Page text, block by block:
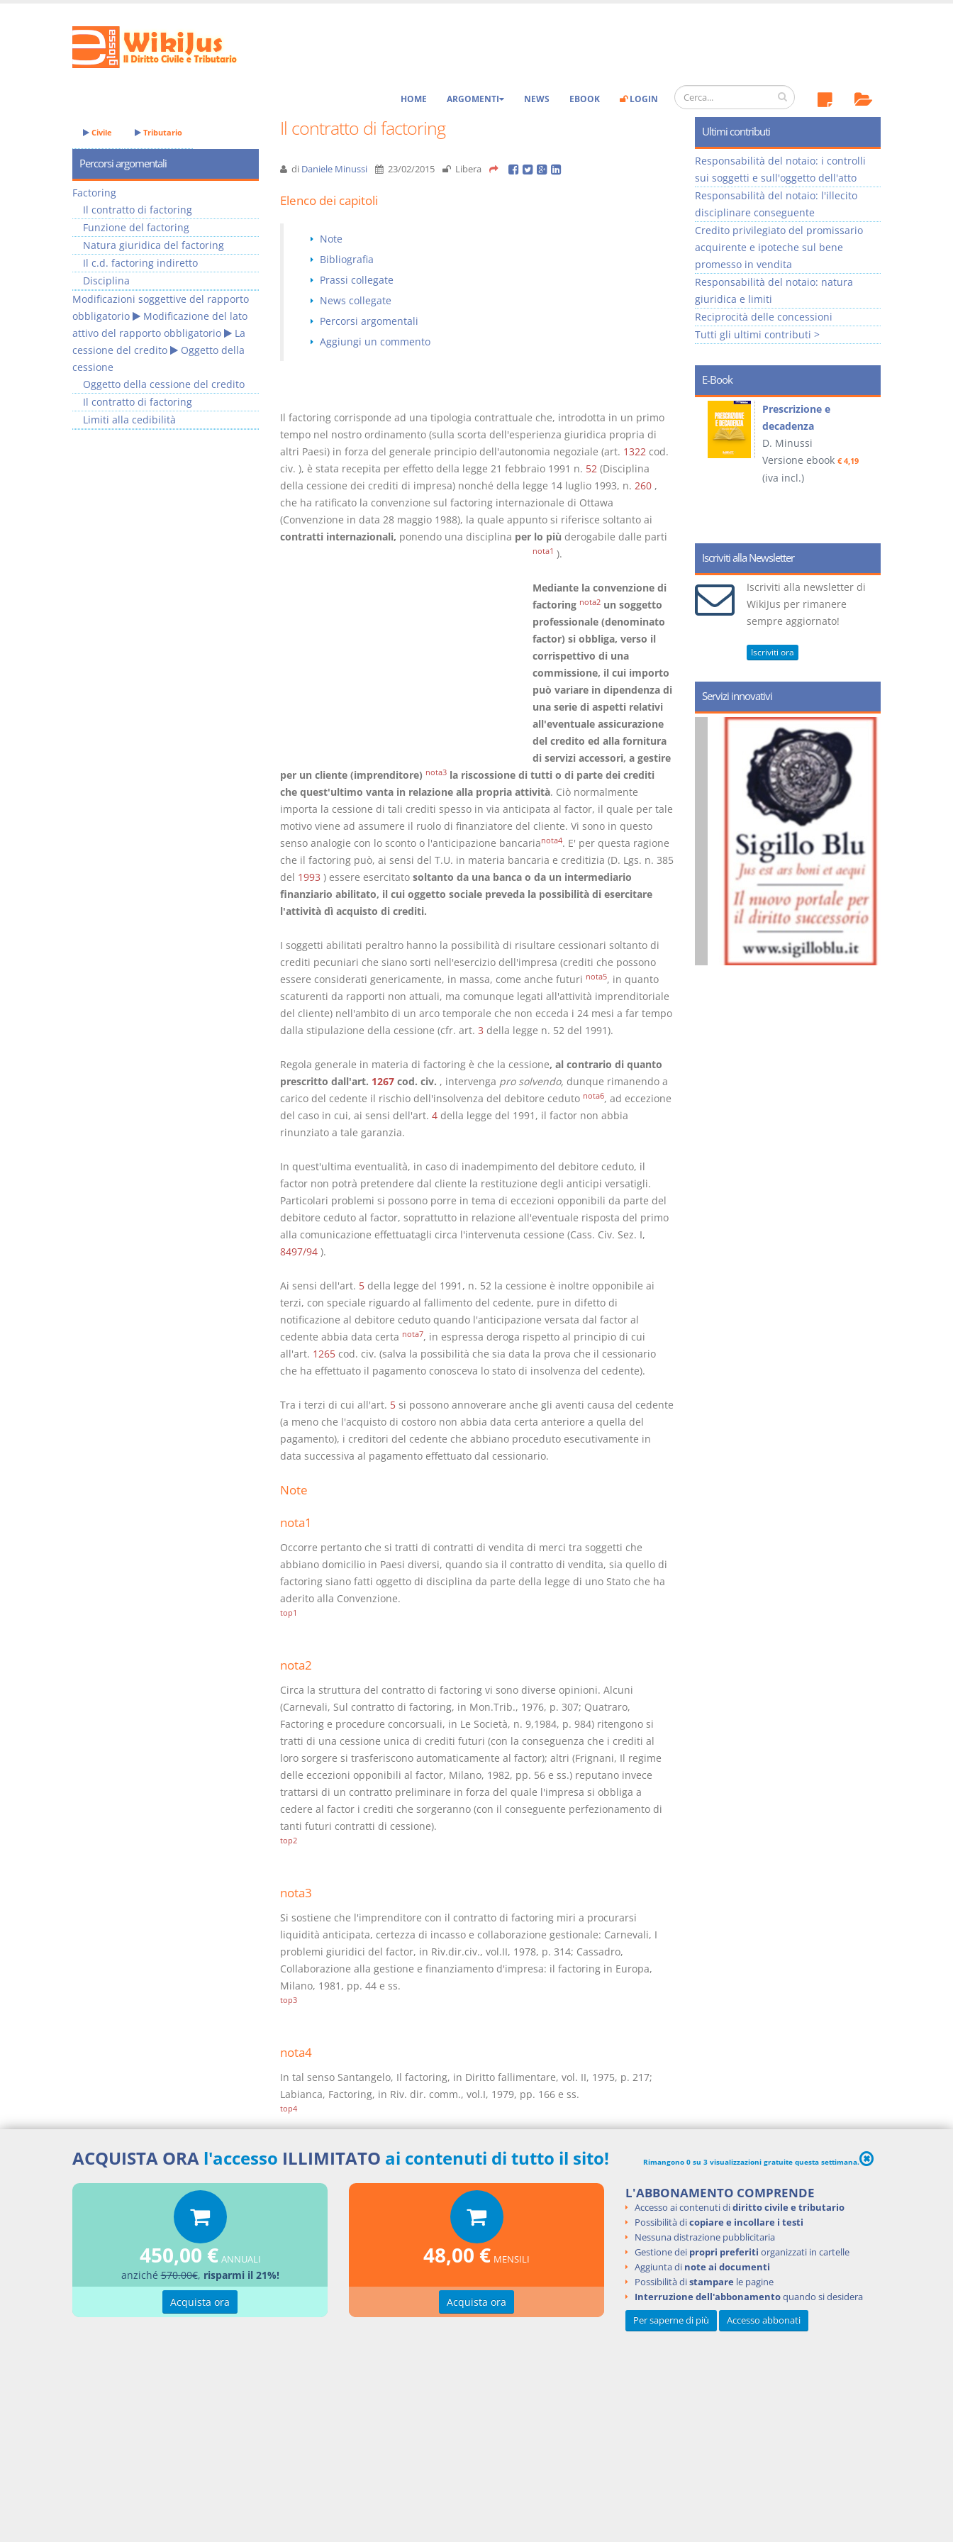
HOME ARGOMENTI NEWS EBOOK LOGIN
Il contratto di factoring
di Daniele Minussi 23/02/2015 Libera
Elenco dei capitoli
Note
Bibliografia
Prassi collegate
News collegate
Percorsi argomentali
Aggiungi un commento
Il factoring corrisponde ad una tipologia contrattuale che, introdotta in un primo
tempo nel nostro ordinamento (sulla scorta dell'esperienza giuridica propria di
altri Paesi) in forza del generale principio dell'autonomia negoziale (art. 1322cod.
civ. ), è stata recepita per effetto della legge 21 febbraio 1991 n. 52(Disciplina
della cessione dei crediti di impresa) nonché della legge 14 luglio 1993, n. 260,
che ha ratificato la convenzione sul factoring internazionale di Ottawa
(Convenzione in data 28 maggio 1988), la quale appunto si riferisce soltanto ai
contratti internazionali, ponendo una disciplina per lo più derogabile dalle parti
nota1 ).
Mediante la convenzione di
factoring nota2un soggetto
professionale (denominato
factor) si obbliga, verso il
corrispettivo di una
commissione, il cui importo
può variare in dipendenza di
una serie di aspetti relativi
all'eventuale assicurazione
del credito ed alla fornitura
di servizi accessori, a gestire
per un cliente (imprenditore) nota3la riscossione di tutti o di parte dei crediti
che quest'ultimo vanta in relazione alla propria attività. Ciò normalmente
importa la cessione di tali crediti spesso in via anticipata al factor, il quale per tale
motivo viene ad assumere il ruolo di finanziatore del cliente. Vi sono in questo
senso analogie con lo sconto o l'anticipazione bancarianota4. E' per questa ragione
che il factoring può, ai sensi del T.U. in materia bancaria e creditizia (D. Lgs. n. 385
del 1993 ) essere esercitato soltanto da una banca o da un intermediario
finanziario abilitato, il cui oggetto sociale preveda la possibilità di esercitare
l'attività dì acquisto di crediti.
I soggetti abilitati peraltro hanno la possibilità di risultare cessionari soltanto di
crediti pecuniari che siano sorti nell'esercizio dell'impresa (crediti che possono
essere considerati genericamente, in massa, come anche futuri nota5, in quanto
scaturenti da rapporti non attuali, ma comunque legati all'attività imprenditoriale
del cliente) nell'ambito di un arco temporale che non ecceda i 24 mesi a far tempo
dalla stipulazione della cessione (cfr. art. 3 della legge n. 52 del 1991).
Regola generale in materia di factoring è che la cessione, al contrario di quanto
prescritto dall'art. 1267cod. civ. , intervenga pro solvendo, dunque rimanendo a
carico del cedente il rischio dell'insolvenza del debitore ceduto nota6, ad eccezione
del caso in cui, ai sensi dell'art. 4della legge del 1991, il factor non abbia
rinunziato a tale garanzia.
In quest'ultima eventualità, in caso di inadempimento del debitore ceduto, il
factor non potrà pretendere dal cliente la restituzione degli anticipi versatigli.
Particolari problemi si possono porre in tema di eccezioni opponibili da parte del
debitore ceduto al factor, soprattutto in relazione all'eventuale risposta del primo
alla comunicazione effettuatagli circa l'intervenuta cessione (Cass. Civ. Sez. I,
8497/94).
Ai sensi dell'art. 5della legge del 1991, n. 52 la cessione è inoltre opponibile ai
terzi, con speciale riguardo al fallimento del cedente, pure in difetto di
notificazione al debitore ceduto quando l'anticipazione versata dal factor al
cedente abbia data certa nota7, in espressa deroga rispetto al principio di cui
all'art. 1265cod. civ. (salva la possibilità che sia data la prova che il cessionario
che ha effettuato il pagamento conosceva lo stato di insolvenza del cedente).
Tra i terzi di cui all'art. 5si possono annoverare anche gli aventi causa del cedente
(a meno che l'acquisto di costoro non abbia data certa anteriore a quella del
pagamento), i creditori del cedente che abbiano proceduto esecutivamente in
data successiva al pagamento effettuato dal cessionario.
Note
nota1
Occorre pertanto che si tratti di contratti di vendita di merci tra soggetti che
abbiano domicilio in Paesi diversi, quando sia il contratto di vendita, sia quello di
factoring siano fatti oggetto di disciplina da parte della legge di uno Stato che ha
aderito alla Convenzione.
top1
nota2
Circa la struttura del contratto di factoring vi sono diverse opinioni. Alcuni
(Carnevali, Sul contratto di factoring, in Mon.Trib., 1976, p. 307; Quatraro,
Factoring e procedure concorsuali, in Le Società, n. 9,1984, p. 984) ritengono si
tratti di una cessione unica di crediti futuri (con la conseguenza che i crediti al
loro sorgere si trasferiscono automaticamente al factor); altri (Frignani, Il regime
delle eccezioni opponibili al factor, Milano, 1982, pp. 56 e ss.) reputano invece
trattarsi di un contratto preliminare in forza del quale l'impresa si obbliga a
cedere al factor i crediti che sorgeranno (con il conseguente perfezionamento di
tanti futuri contratti di cessione).
top2
nota3
Si sostiene che l'imprenditore con il contratto di factoring miri a procurarsi
liquidità anticipata, certezza di incasso e collaborazione gestionale: Carnevali, I
problemi giuridici del factor, in Riv.dir.civ., vol.II, 1978, p. 314; Cassadro,
Collaborazione alla gestione e finanziamento d'impresa: il factoring in Europa,
Milano, 1981, pp. 44 e ss.
top3
nota4
In tal senso Santangelo, Il factoring, in Diritto fallimentare, vol. II, 1975, p. 217;
Labianca, Factoring, in Riv. dir. comm., vol.I, 1979, pp. 166 e ss.
top4
nota5
Così Panzani, Leasing e factoring, panorama della giurisprudenza in tema di
revocatorie fallimentari, in Riv.it.leasing, 1988, p. 72, il quale sostiene che per i
crediti futuri è sufficiente l'individuazione, determinata o determinabile, della
In dottrina si rifiuta l'interpretazione estensiva della norma secondo cui il cedente
Civile Tributario
Percorsi argomentali
Factoring
Il contratto di factoring
Funzione del factoring
Natura giuridica del factoring
Il c.d. factoring indiretto
Disciplina
Modificazioni soggettive del rapporto
obbligatorio
Modificazione del lato
attivo del rapporto obbligatorio
La
cessione del credito
Oggetto della
cessione
Oggetto della cessione del credito
Il contratto di factoring
Limiti alla cedibilità
Ultimi contributi
Responsabilità del notaio: i controlli
sui soggetti e sull'oggetto dell'atto
Responsabilità del notaio: l'illecito
disciplinare conseguente
Credito privilegiato del promissario
acquirente e ipoteche sul bene
promesso in vendita
Responsabilità del notaio: natura
giuridica e limiti
Reciprocità delle concessioni
Tutti gli ultimi contributi >
E-Book
D. Minussi
Versione ebook
Abitazione
D. Minussi
Versione ebook
(iva incl.)
Prescrizione e
decadenza
D. Minussi
Versione ebook € 4,19
(iva incl.)
Iscriviti alla Newsletter
Iscriviti alla newsletter di
WikiJus per rimanere
sempre aggiornato!
Iscriviti ora
Servizi innovativi
ACQUISTA ORA l'accesso ILLIMITATO ai contenuti di tutto il sito! Rimangono 0 su 3 visualizzazioni gratuite questa settimana.
450,00 € ANNUALI
anziché570.00€, risparmi il 21%!
Acquista ora
48,00 € MENSILI
Acquista ora
L'ABBONAMENTO COMPRENDE
Accesso ai contenuti didiritto civile e tributario
Possibilità dicopiare e incollare i testi
Nessuna distrazione pubblicitaria
Gestione dei propri preferiti organizzati in cartelle
Aggiunta di note ai documenti
Possibilità distampare le pagine
Interruzione dell'abbonamentoquando si desidera
Per saperne di più
Accesso abbonati